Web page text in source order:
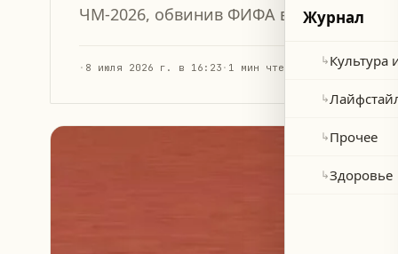
ЧМ-2026, обвинив ФИФА в
· 8 июля 2026 г. в 16:23 · 1 мин чтения
Журнал
↳Культура
↳
↳Прочее
↳Здоровье